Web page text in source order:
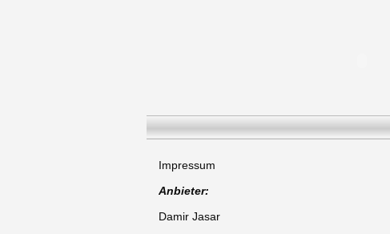
Impressum
Anbieter:
Damir Jasar